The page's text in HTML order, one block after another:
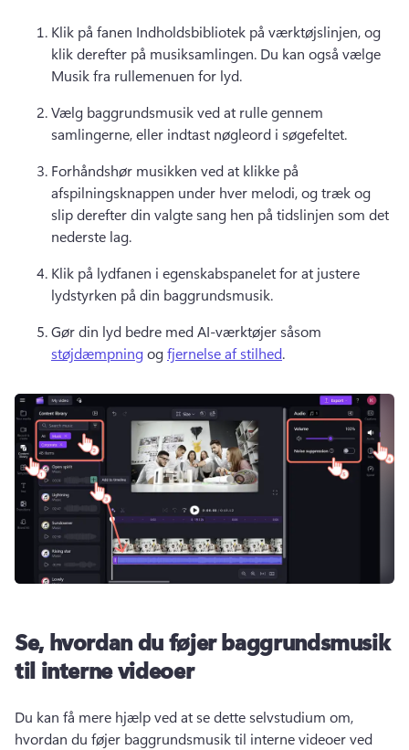
Klik på fanen Indholdsbibliotek på værktøjslinjen, og
klik derefter på musiksamlingen. Du kan også vælge
Musik fra rullemenuen for lyd.
Vælg baggrundsmusik ved at rulle gennem
samlingerne, eller indtast nøgleord i søgefeltet.
Forhåndshør musikken ved at klikke på
afspilningsknappen under hver melodi, og træk og
slip derefter din valgte sang hen på tidslinjen som det
nederste lag.
Klik på lydfanen i egenskabspanelet for at justere
lydstyrken på din baggrundsmusik.
Gør din lyd bedre med AI-værktøjer såsom
støjdæmpning og fjernelse af stilhed.
Se, hvordan du føjer baggrundsmusik
til interne videoer
Du kan få mere hjælp ved at se dette selvstudium om,
hvordan du føjer baggrundsmusik til interne videoer ved